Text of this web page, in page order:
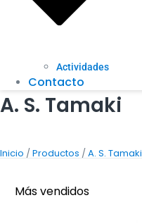
Actividades
Contacto
A. S. Tamaki
Inicio /Productos /A. S. Tamaki